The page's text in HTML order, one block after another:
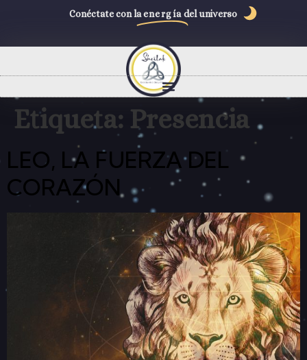
Conéctate con la energía del universo
Etiqueta: Presencia
LEO, LA FUERZA DEL
CORAZÓN